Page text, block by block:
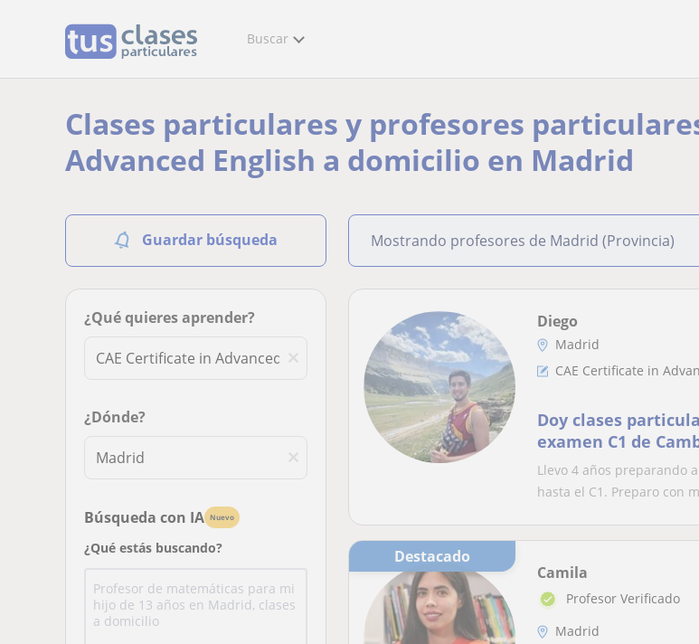
Buscar
Clases particulares y profesores
Advanced English a domicilio en Madrid
Guardar búsqueda
¿Qué quieres aprender?
¿Dónde?
Búsqueda con IA Nuevo
¿Qué estás buscando?
Mostrando profesores de Madrid (Provincia)
Diego
Madrid
CAE Certificate in
Doy clases
examen C1 de
Llevo 4 años preparando
hasta el C1. Preparo con
Destacado
Camila
Profesor Verificado
Madrid